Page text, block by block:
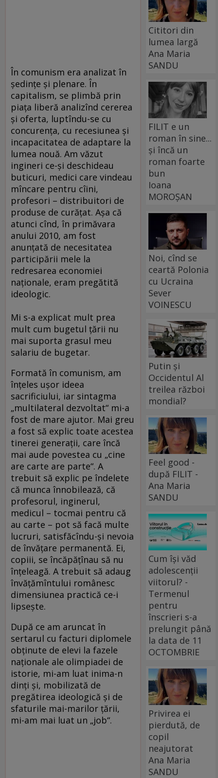
În comunism era analizat în
şedinţe şi plenare. În
capitalism, se plimbă prin
piaţa liberă analizînd cererea
şi oferta, luptîndu-se cu
concurenţa, cu recesiunea şi
incapacitatea de adaptare la
lumea nouă. Am văzut
ingineri ce-şi deschideau
buticuri, medici care vindeau
mîncare pentru cîini,
profesori – distribuitori de
produse de curăţat. Aşa că
atunci cînd, în primăvara
anului 2010, am fost
anunţată de necesitatea
participării mele la
redresarea economiei
naţionale, eram pregătită
ideologic.
Mi s-a explicat mult prea
mult cum bugetul ţării nu
mai suporta grasul meu
salariu de bugetar.
Formată în comunism, am
înţeles uşor ideea
sacrificiului, iar sintagma
„multilateral dezvoltat“ mi-a
fost de mare ajutor. Mai greu
a fost să explic toate acestea
tinerei generaţii, care încă
mai aude povestea cu „cine
are carte are parte“. A
trebuit să explic pe îndelete
că munca înnobilează, că
profesorul, inginerul,
medicul – tocmai pentru că
au carte – pot să facă multe
lucruri, satisfăcîndu-şi nevoia
de învăţare permanentă. Ei,
copiii, se încăpăţînau să nu
înţeleagă. A trebuit să adaug
învăţămîntului românesc
dimensiunea practică ce-i
lipseşte.
După ce am aruncat în
sertarul cu facturi diplomele
obţinute de elevi la fazele
naţionale ale olimpiadei de
istorie, mi-am luat inima-n
dinţi şi, mobilizată de
pregătirea ideologică şi de
sfaturile mai-marilor ţării,
mi-am mai luat un „job“.
Cititori din
lumea largă
Ana Maria
SANDU
FILIT e un
roman în sine...
și încă un
roman foarte
bun
Ioana
MOROȘAN
Noi, cînd se
ceartă Polonia
cu Ucraina
Sever
VOINESCU
Putin și
Occidentul Al
treilea război
mondial?
Feel good -
după FILIT -
Ana Maria
SANDU
Cum își văd
adolescenții
viitorul? -
Termenul
pentru
înscrieri s-a
prelungit până
la data de 11
OCTOMBRIE
Privirea ei
pierdută, de
copil
neajutorat
Ana Maria
SANDU